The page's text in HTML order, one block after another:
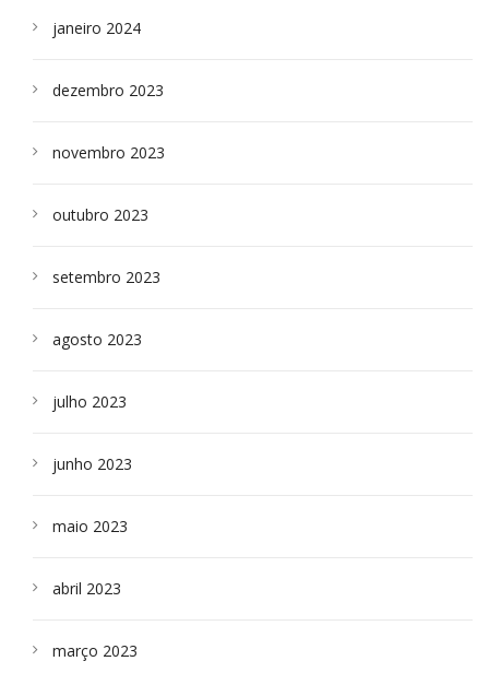
janeiro 2024
dezembro 2023
novembro 2023
outubro 2023
setembro 2023
agosto 2023
julho 2023
junho 2023
maio 2023
abril 2023
março 2023